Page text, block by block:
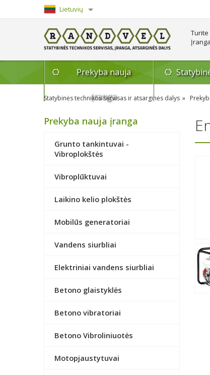
Lietuvių
English
Turite
Prekyba nauja
įranga
Statybinės technikos servisas ir atsarginės dalys
Prekyba nauja įranga
Grunto tankintuvai -
Vibroplokštės
Vibroplūktuvai
Laikino kelio plokštės
Mobilūs generatoriai
Vandens siurbliai
Elektriniai vandens siurbliai
Betono glaistyklės
Betono vibratoriai
Betono Vibroliniuotės
Motopjaustytuvai